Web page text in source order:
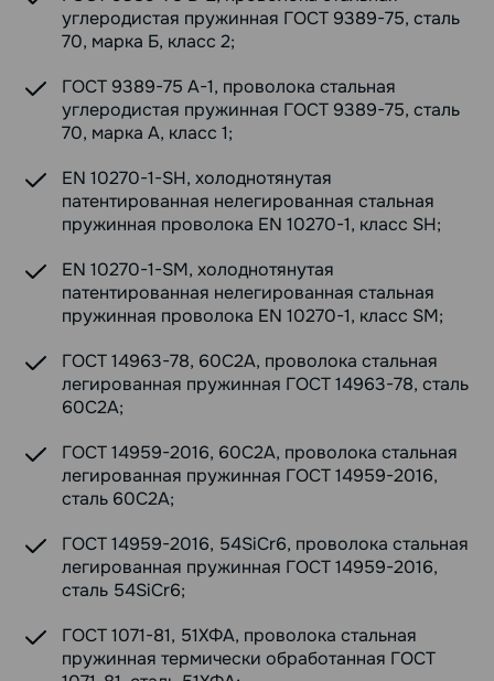
углеродистая пружинная ГОСТ 9389-75, сталь
70, марка Б, класс 2;
ГОСТ 9389-75 А-1, проволока стальная
углеродистая пружинная ГОСТ 9389-75, сталь
70, марка А, класс 1;
EN 10270-1-SH, холоднотянутая
патентированная нелегированная стальная
пружинная проволока EN 10270-1, класс SH;
EN 10270-1-SM, холоднотянутая
патентированная нелегированная стальная
пружинная проволока EN 10270-1, класс SM;
ГОСТ 14963-78, 60С2А, проволока стальная
легированная пружинная ГОСТ 14963-78, сталь
60С2А;
ГОСТ 14959-2016, 60С2А, проволока стальная
легированная пружинная ГОСТ 14959-2016,
сталь 60С2А;
ГОСТ 14959-2016, 54SiCr6, проволока стальная
легированная пружинная ГОСТ 14959-2016,
сталь 54SiCr6;
ГОСТ 1071-81, 51ХФА, проволока стальная
пружинная термически обработанная ГОСТ